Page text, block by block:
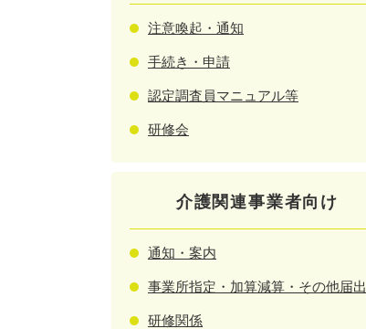
注意喚起・通知
手続き・申請
認定調査員マニュアル等
研修会
介護関連事業者向け
通知・案内
事業所指定・加算減算・その他届出
研修関係